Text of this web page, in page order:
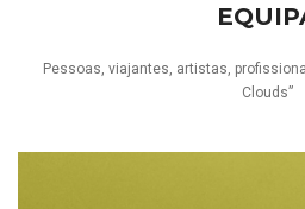
Pessoas, viajantes, artistas,
Clouds”